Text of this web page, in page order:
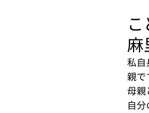
麻
私自
親で
母親
自